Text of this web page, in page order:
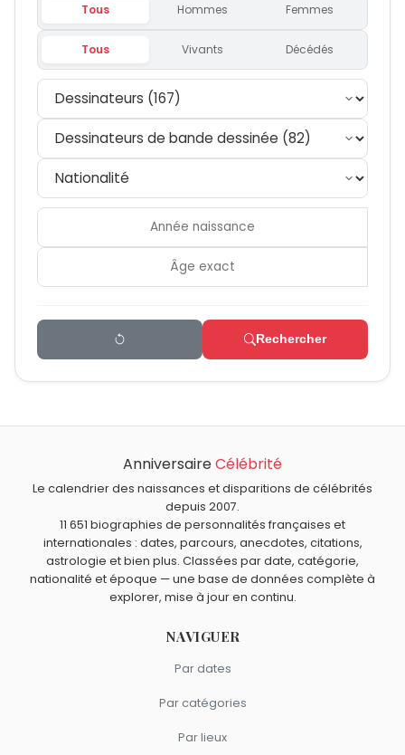
Tous Hommes Femmes
Tous Vivants Décédés
Rechercher
AnniversaireCélébrité
Le calendrier des naissances et disparitions de célébrités
depuis 2007.
11 651 biographies de personnalités françaises et
internationales : dates, parcours, anecdotes, citations,
astrologie et bien plus. Classées par date, catégorie,
nationalité et époque — une base de données complète à
explorer, mise à jour en continu.
NAVIGUER
Par dates
Par catégories
Par lieux